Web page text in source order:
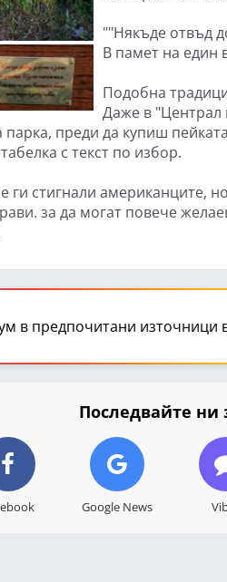
""Някъде отвъд
В памет на един
Подобна
Даже в "Централ
преди да купиш
с текст по избор.
стигнали американците,
за да могат повече
в предпочитани източници
Последвайте
Google News